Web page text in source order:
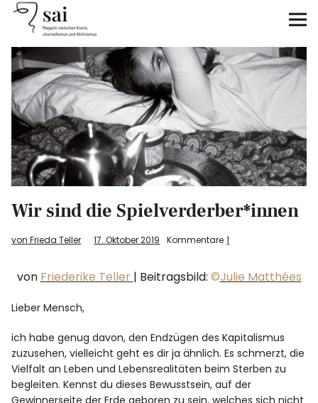
sai
Unterstützen
Klimagerechtigkeit
Antirassismus
Feminismen
Kunst&Literatur
FacebookInstagram
Wir sind die Spielverderber*innen
von Frieda Teller 17. Oktober 2019 Kommentare 1
von Friederike Teller | Beitragsbild: ©Julie Matthées
Lieber Mensch,
ich habe genug davon, den Endzügen des Kapitalismus
zuzusehen, vielleicht geht es dir ja ähnlich. Es schmerzt, die
Vielfalt an Leben und Lebensrealitäten beim Sterben zu
begleiten. Kennst du dieses Bewusstsein, auf der